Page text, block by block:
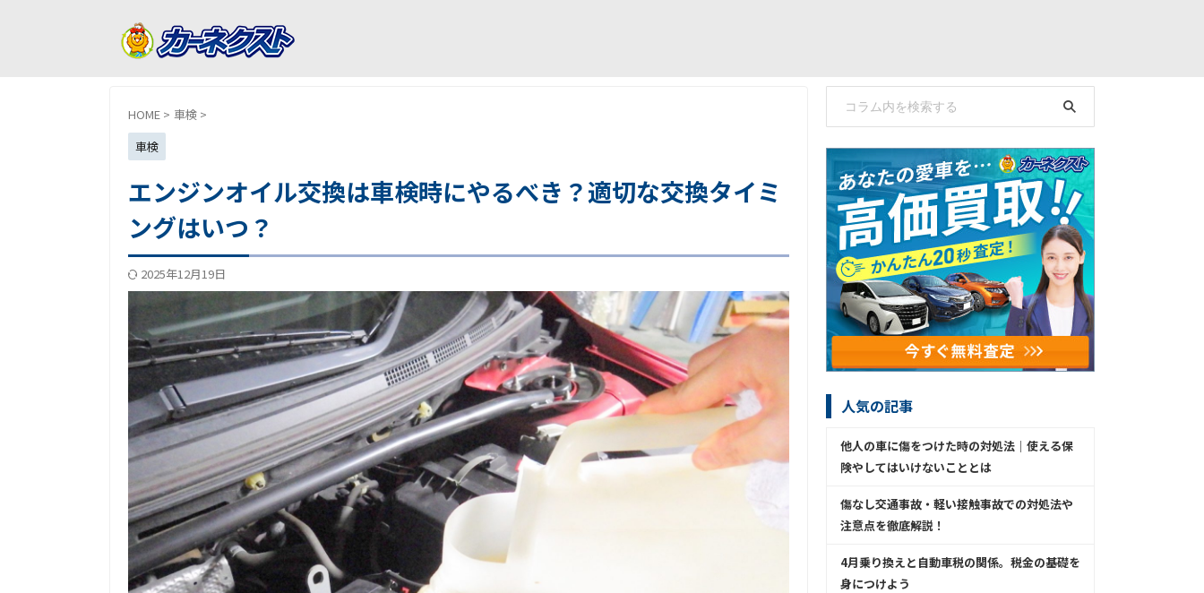
HOME > 車検 >
車検
エンジンオイル交換は車検時にやるべき？適切な交換タイミ
ングはいつ？
2025年12月19日
人気の記事
他人の車に傷をつけた時の対処法│使える保
険やしてはいけないこととは
傷なし交通事故・軽い接触事故での対処法や
注意点を徹底解説！
4月乗り換えと自動車税の関係。税金の基礎を
身につけよう